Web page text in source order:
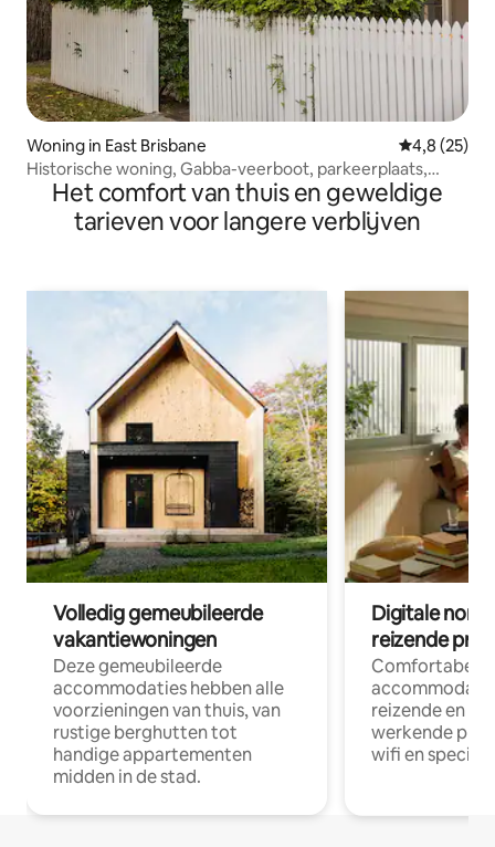
Woning in East Brisbane
4,8 (25)
Historische woning, Gabba-veerboot, parkeerplaats,
gastronomische keuken
Het comfort van thuis en geweldige
tarieven voor langere verblijven
Volledig gemeubileerde
vakantiewoningen
Deze gemeubileerde
accommodaties hebben alle
voorzieningen van thuis, van
rustige berghutten tot
handige appartementen
midden in de stad.
Digitale
reizende
Comfortabele
reizende en
werkende
wifi en